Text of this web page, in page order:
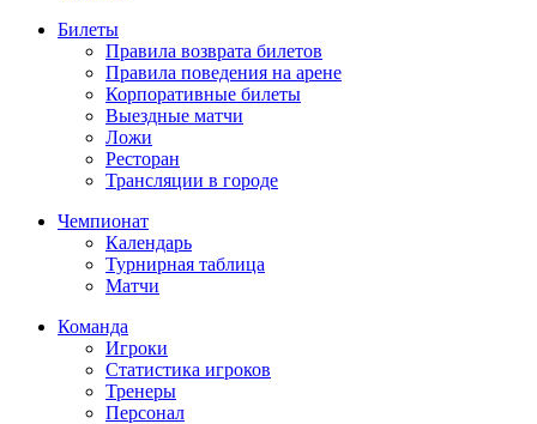
Билеты
Правила возврата билетов
Правила поведения на арене
Корпоративные билеты
Выездные матчи
Ложи
Ресторан
Трансляции в городе
Чемпионат
Календарь
Турнирная таблица
Матчи
Команда
Игроки
Статистика игроков
Тренеры
Персонал